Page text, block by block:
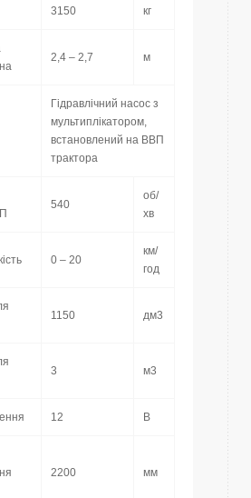
3150 кг
2,4 – 2,7 м
Гідравлічний насос з
мультиплікатором,
встановлений на ВВП
трактора
540
об/
хв
0 – 20
км/
год
1150 дм3
3 м3
12 В
2200 мм